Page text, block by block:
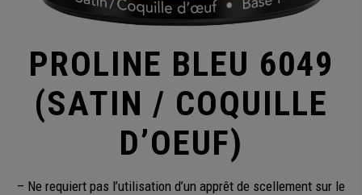
PROLINE BLEU 6049
(SATIN / COQUILLE
D’OEUF)
– Ne requiert pas l’utilisation d’un apprêt de scellement sur le